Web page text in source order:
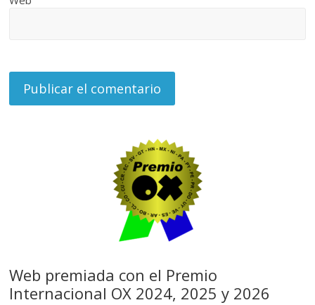
Web premiada con el Premio
Internacional OX 2024, 2025 y 2026